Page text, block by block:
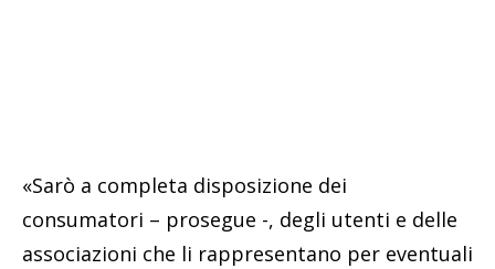
«Sarò a completa disposizione dei
consumatori – prosegue -, degli utenti e delle
associazioni che li rappresentano per eventuali